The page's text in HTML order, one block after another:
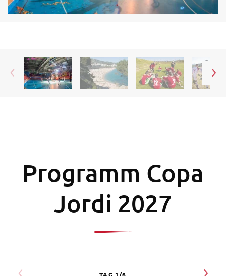
Programm Copa
Jordi 2027